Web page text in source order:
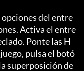
opciones del entre
Activa el entre
Ponte las H
pulsa el botó
superposición de